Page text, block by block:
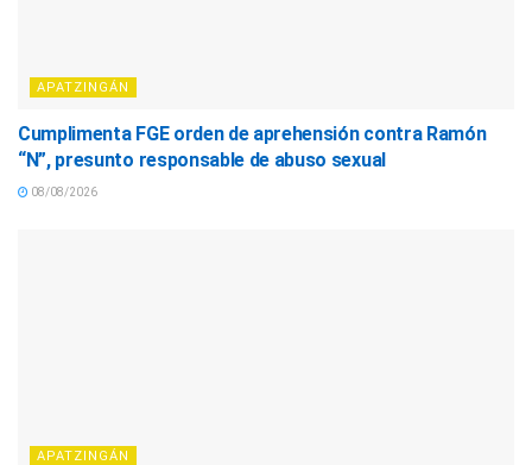
APATZINGÁN
Cumplimenta FGE orden de aprehensión contra Ramón
“N”, presunto responsable de abuso sexual
08/08/2026
APATZINGÁN